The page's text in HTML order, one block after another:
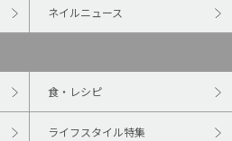
ネイルニュース
食・レシピ
ライフスタイル特集